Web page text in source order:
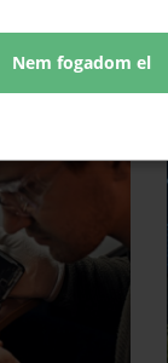
Nem fogadom el